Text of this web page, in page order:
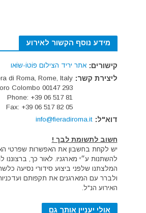
מידע נוסף הקשור לאירוע
קישורים: אתר יריד הצילום פוֹטוֹ-שוֹאו
ליצירת קשר: di Roma, Rome, Italy
293 Via Christoforo Colombo 00147
Phone: +39 06 517 81
Fax: +39 06 517 82 05
דוא"ל: info@fieradiroma.it
חשוב לתשומת לבך !
יש לקחת בחשבון את האפשרות שפרטי
להשתנות ע״י מארגניו. לאור כך, ברצוננו
המלצתנו שלפני ביצוע סידורי נסיעה
ולברר עם המארגנים את תקפותם
האירוע הנ"ל.
אולי יעניין אותך גם